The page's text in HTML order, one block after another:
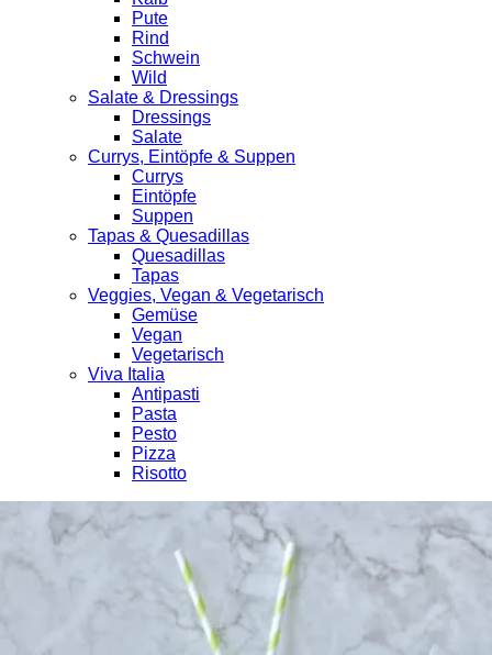
Pute
Rind
Schwein
Wild
Salate & Dressings
Dressings
Salate
Currys, Eintöpfe & Suppen
Currys
Eintöpfe
Suppen
Tapas & Quesadillas
Quesadillas
Tapas
Veggies, Vegan & Vegetarisch
Gemüse
Vegan
Vegetarisch
Viva Italia
Antipasti
Pasta
Pesto
Pizza
Risotto